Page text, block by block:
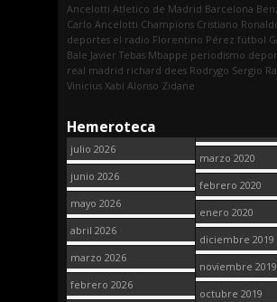
Ancelotti Atletico de Madrid Barcelona
Carlo Ancelotti Champions Cristiano
deportes el radio Florentino Pérez fútbol
Bale Javier Tebas Mbappe periodismo
real madrid richard dees Rodrygo Sergio
Vinicius Xabi Alonso Zidane
Hemeroteca
julio 2026
junio 2026
mayo 2026
abril 2026
marzo 2026
febrero 2026
marzo 2020
febrero 2020
enero 2020
diciembre 2019
noviembre 2019
octubre 2019